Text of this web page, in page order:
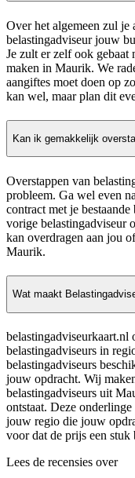
Over het algemeen zul je
belastingadviseur jouw
Je zult er zelf ook gebaat
maken in Maurik. We
aangiftes moet doen op
kan wel, maar plan dit
Kan ik gemakkelijk
Overstappen van
probleem. Ga wel even
contract met je
vorige belastingadviseur
kan overdragen aan jou
Maurik.
Wat maakt
belastingadviseurs in
belastingadviseurs
jouw opdracht. Wij
belastingadviseurs uit
ontstaat. Deze
jouw regio die jouw
voor dat de prijs een
Lees de recensies over